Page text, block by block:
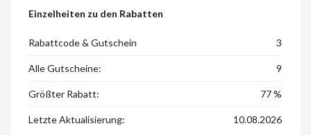
Einzelheiten zu den Rabatten
Rabattcode & Gutschein 3
Alle Gutscheine: 9
Größter Rabatt: 77 %
Letzte Aktualisierung: 10.08.2026